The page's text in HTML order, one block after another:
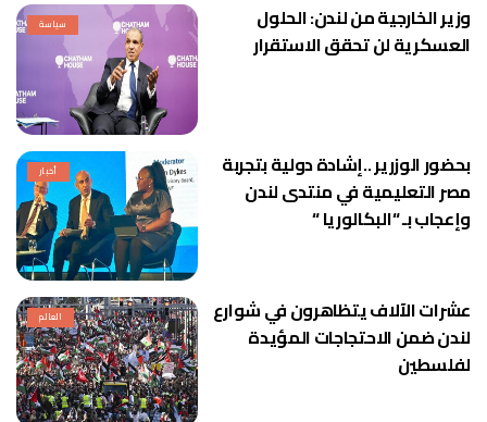
سياسة
وزير الخارجية من لندن: الحلول
العسكرية لن تحقق الاستقرار
أخبار
بحضور الوزرير ..إشادة دولية بتجربة
مصر التعليمية في منتدى لندن
وإعجاب بـ “البكالوريا “
العالم
عشرات الآلاف يتظاهرون في شوارع
لندن ضمن الاحتجاجات المؤيدة
لفلسطين